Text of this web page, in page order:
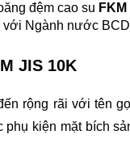
đệm cao su
với Ngành nước
JIS 10K
rộng rãi với tên
kiện mặt bích